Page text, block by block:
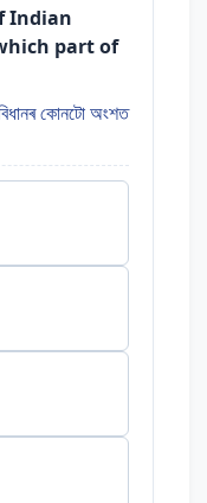
Indian
part of
কোনটো অংশত